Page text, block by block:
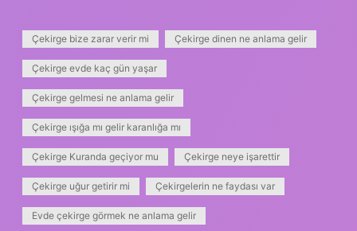
Çekirge bize zarar verir mi Çekirge dinen ne anlama gelir
Çekirge evde kaç gün yaşar
Çekirge gelmesi ne anlama gelir
Çekirge ışığa mı gelir karanlığa mı
Çekirge Kuranda geçiyor mu Çekirge neye işarettir
Çekirge uğur getirir mi Çekirgelerin ne faydası var
Evde çekirge görmek ne anlama gelir